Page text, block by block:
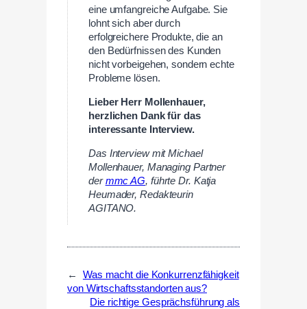
eine umfangreiche Aufgabe. Sie
lohnt sich aber durch
erfolgreichere Produkte, die an
den Bedürfnissen des Kunden
nicht vorbeigehen, sondern echte
Probleme lösen.
Lieber Herr Mollenhauer,
herzlichen Dank für das
interessante Interview.
Das Interview mitMichael
Mollenhauer, Managing Partner
dermmc AG, führte Dr. Katja
Heumader, Redakteurin
AGITANO.
←
Was macht die Konkurrenzfähigkeit
von Wirtschaftsstandorten aus?
Die richtige Gesprächsführung als